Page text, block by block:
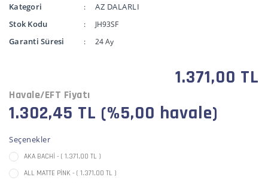
Kategori
AZ DALARLI
Stok Kodu
JH93SF
Garanti Süresi 24 Ay
1.371,00 TL
Havale/EFT Fiyatı
1.302,45 TL (%5,00 havale)
Seçenekler
AKA BACHİ - ( 1.371,00 TL )
ALL MATTE PİNK - ( 1.371,00 TL )